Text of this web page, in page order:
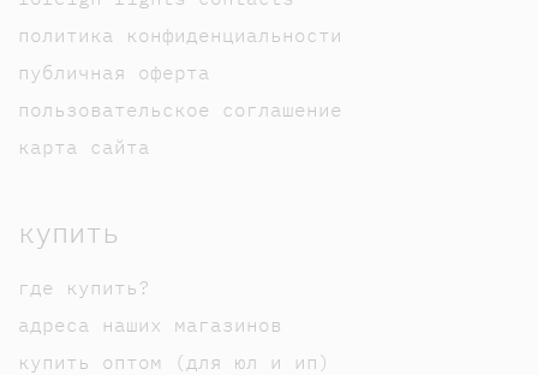
политика конфиденциальности
публичная оферта
пользовательское соглашение
карта сайта
купить
где купить?
адреса наших магазинов
купить оптом (для юл и ип)